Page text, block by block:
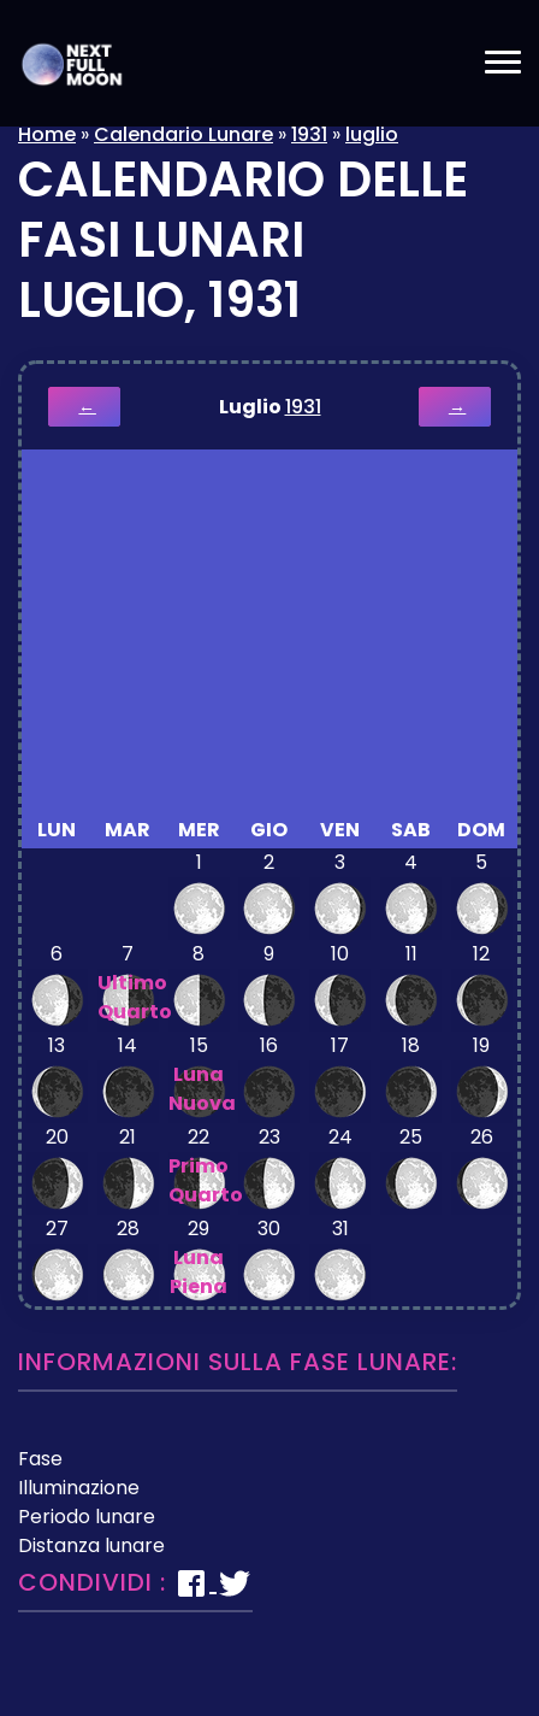
Home»Calendario Lunare»1931»luglio
CALENDARIO DELLE
FASI LUNARI
LUGLIO, 1931
← Luglio1931 →
LUN MAR MER GIO VEN SAB
DOM
1
2 3 4 5
6
7
Ultimo
Quarto
8 9 10 11 12
13 14
15
Luna
Nuova
16 17 18 19
20 21
22
Primo
Quarto
23 24 25 26
27 28
29
Luna
Piena
30 31
INFORMAZIONI SULLA FASE LUNARE:
Fase
Illuminazione
Periodo lunare
Distanza lunare
CONDIVIDI :